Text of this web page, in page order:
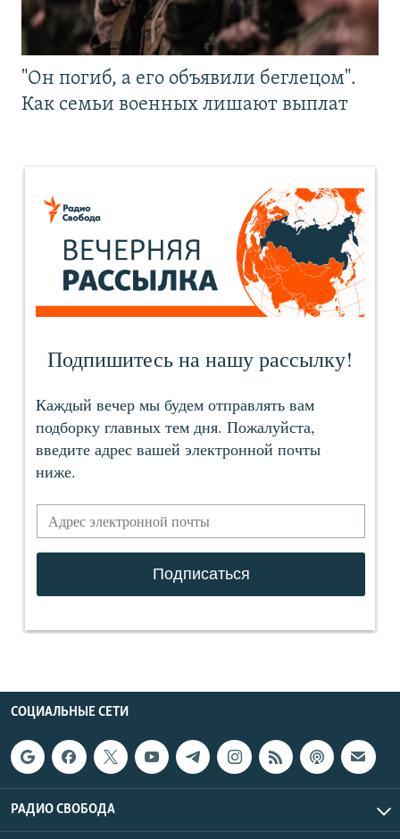
"Он погиб, а его объявили беглецом".
Как семьи военных лишают выплат
СОЦИАЛЬНЫЕ СЕТИ
РАДИО СВОБОДА